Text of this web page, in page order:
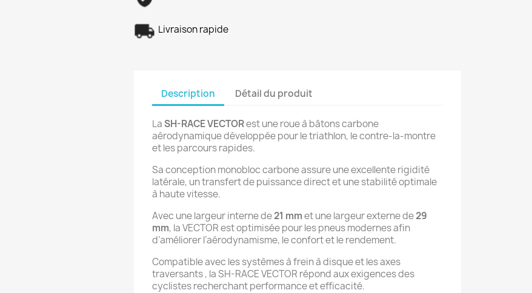
Livraison rapide
Description Détail du produit
LaSH-RACE VECTORest une roue à bâtons carbone
aérodynamique développée pour le triathlon, le contre-la-montre
et les parcours rapides.
Sa conception monobloc carbone assure une excellente rigidité
latérale, un transfert de puissance direct et une stabilité optimale
à haute vitesse.
Avec une largeur interne de21 mmet une largeur externe de29
mm, la VECTOR est optimisée pour les pneus modernes afin
d’améliorer l’aérodynamisme, le confort et le rendement.
Compatible avec les systèmes à frein à disque et les axes
traversants , la SH-RACE VECTOR répond aux exigences des
cyclistes recherchant performance et efficacité.